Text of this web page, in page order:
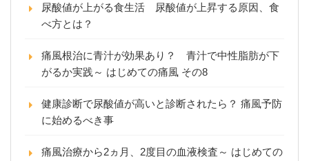
尿酸値が上がる食生活 尿酸値が上昇する原因、食
べ方とは？
痛風根治に青汁が効果あり？ 青汁で中性脂肪が下
がるか実践～ はじめての痛風 その8
健康診断で尿酸値が高いと診断されたら？ 痛風予防
に始めるべき事
痛風治療から2ヵ月、2度目の血液検査～ はじめての